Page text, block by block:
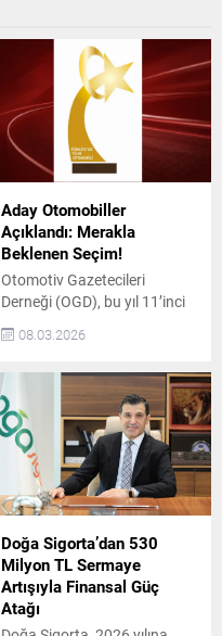
Aday Otomobiller
Açıklandı: Merakla
Beklenen Seçim!
Otomotiv Gazetecileri
Derneği (OGD), bu yıl 11’inci
kez düzenleyeceği
“Türkiye’de Yılın Otomobili”
açıkladı. Ödül Kategorileri
“Türkiye’de Yılın Otomobili”
ana ödülünün yanı sıra “Yılın
Tasarımı”, “Yılın İnovasyonu”,
“Yılın Basın Lansmanı” ve
“Yılın Premium Otomobili”
kategorilerinde de ödüller
verilecek. 2026 Aday
Otomobiller 2026 yılı için
belirlenen 33 aday...
08.03.2026
Doğa Sigorta’dan 530
Milyon TL Sermaye
Artışıyla Finansal Güç
Atağı